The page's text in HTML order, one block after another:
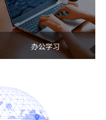
办公学习